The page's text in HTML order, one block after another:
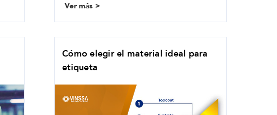
Ver más
Cómo elegir el material ideal para
etiqueta